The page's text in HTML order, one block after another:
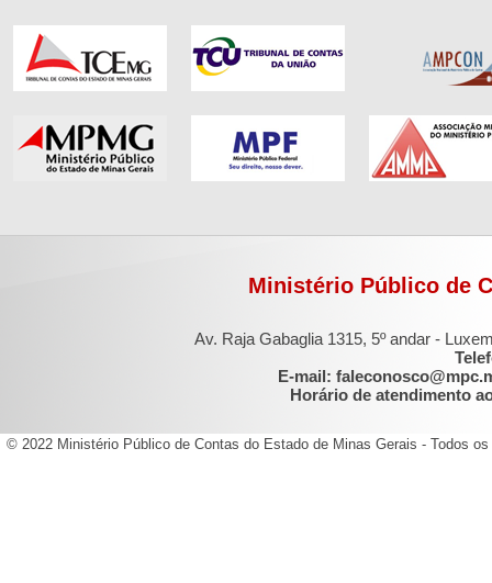
Ministério Público de
Av. Raja Gabaglia 1315, 5º andar -
E-mail:
Horário de atendimento
© 2022 Ministério Público de Contas do Estado de Minas Gerais - Todos